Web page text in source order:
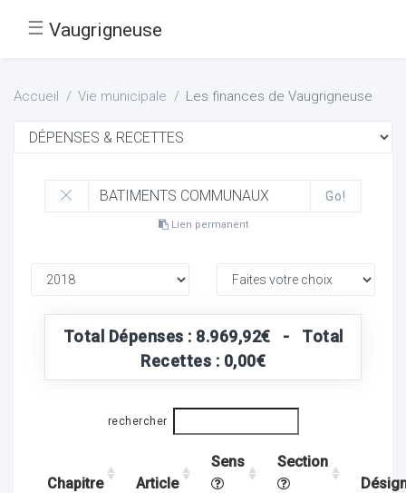
☰ Vaugrigneuse
Accueil Vie municipale Les finances de Vaugrigneuse
Go!
Lien permanent
Total Dépenses : 8.969,92€ - Total
Recettes : 0,00€
rechercher
Chapitre Article
Sens
Section